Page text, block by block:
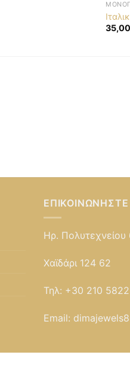
Ηρ. Πολυτεχνείου
Χαϊδάρι 124 62
Τηλ: +30 210
Email: